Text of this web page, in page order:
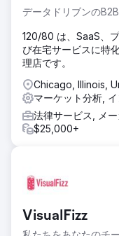
データドリブンの
120/80 は、SaaS、
び在宅サービスに特
理店です。
Chicago, Illinois,
マーケット分析,
法律サービス, メ
$25,000+
VisualFizz